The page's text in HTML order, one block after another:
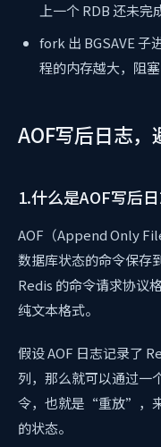
上一个 RDB 还未
fork 出 BGSAVE 子
程的内存越大，阻塞
AOF写后日志
1.什么是AOF写后日
AOF（Append Only
数据库状态的命令保存
Redis 的命令请求协议
纯文本格式。
假设 AOF 日志记录了
列，那么就可以通过一
令，也就是“重放”，
的状态。